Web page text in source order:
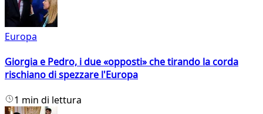
Europa
Giorgia e Pedro, i due «opposti» che tirando la corda
rischiano di spezzare l'Europa
1 min di lettura